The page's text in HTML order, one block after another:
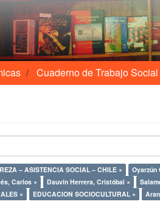
Cuaderno de Trabajo
POBREZA – ASISTENCIA SOCIAL – CHILE × Oyarzún
Carlos × Dauvin Herrera, Cristóbal ×
× EDUCACION SOCIOCULTURAL ×